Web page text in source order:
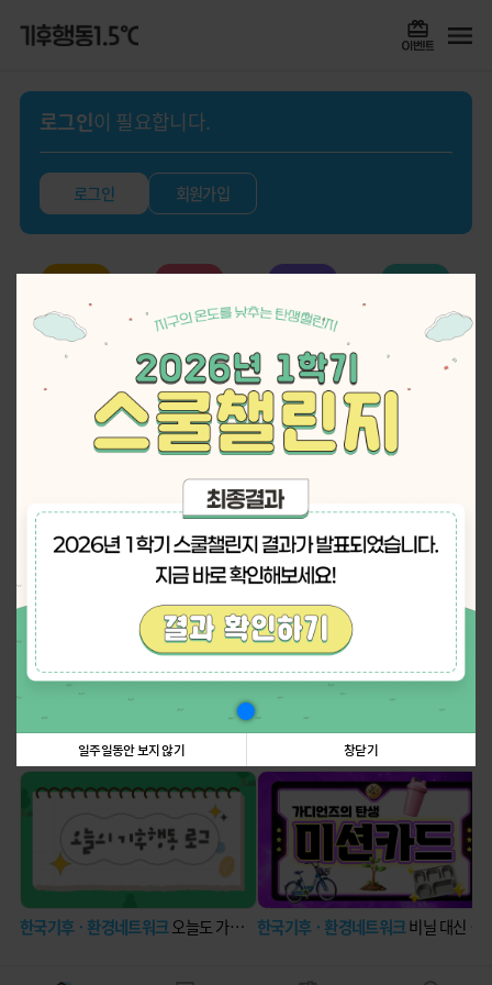
일주일동안 보지 않기 창닫기
로그인이 필요합니다.
로그인 회원가입
스쿨챌린지 실천기록 퀴즈
나의 활동 스탬프
탄소중립에 관한 정보꿀팁! 더보기
한국기후ㆍ환경네트워크오늘도 가볍게 딛는 발걸음 한국기후ㆍ환경네트워크비닐 대신 장바구니